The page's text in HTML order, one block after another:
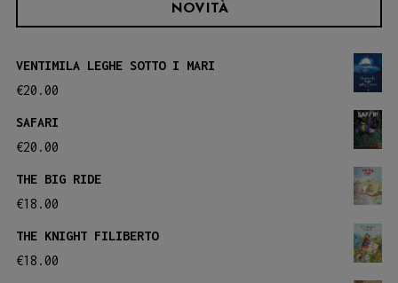
NOVITÀ
VENTIMILA LEGHE SOTTO I MARI
€20.00
SAFARI
€20.00
THE BIG RIDE
€18.00
THE KNIGHT FILIBERTO
€18.00